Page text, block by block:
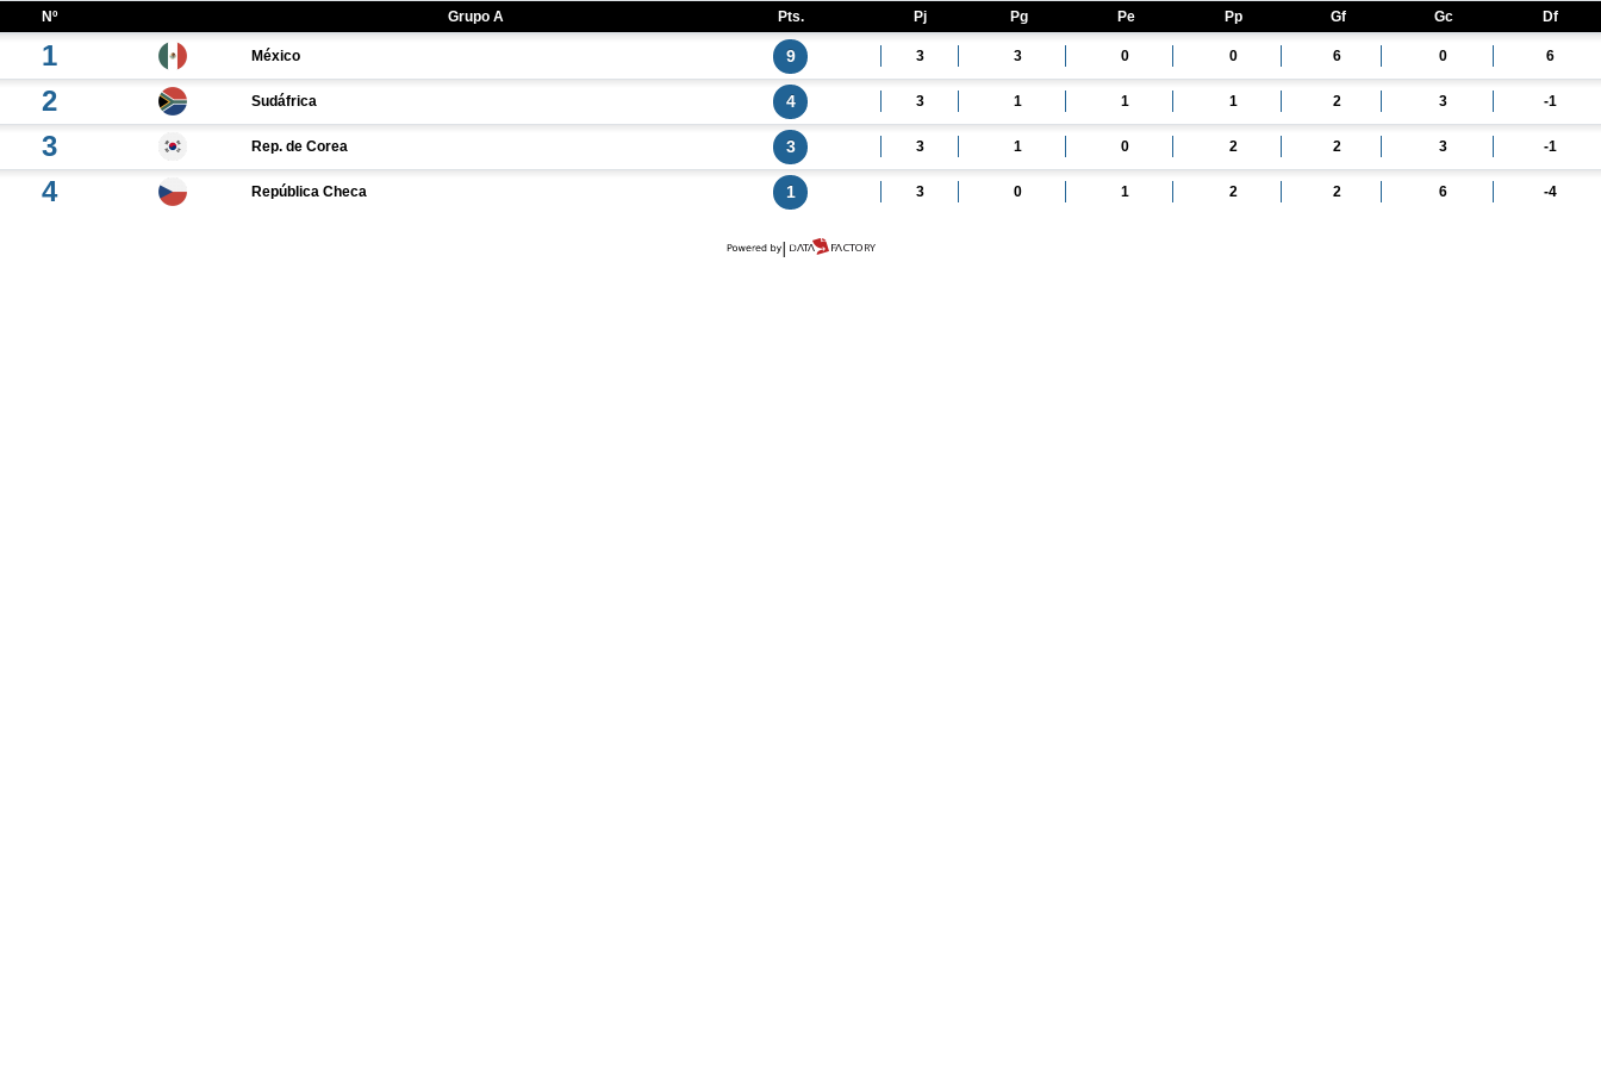
Nº Grupo A Pts. Pj Pg Pe Pp Gf Gc Df
1 México 9 3 3 0 0 6 0 6
2 Sudáfrica 4 3 1 1 1 2 3 -1
3 Rep. de Corea 3 3 1 0 2 2 3 -1
4 República Checa 1 3 0 1 2 2 6 -4